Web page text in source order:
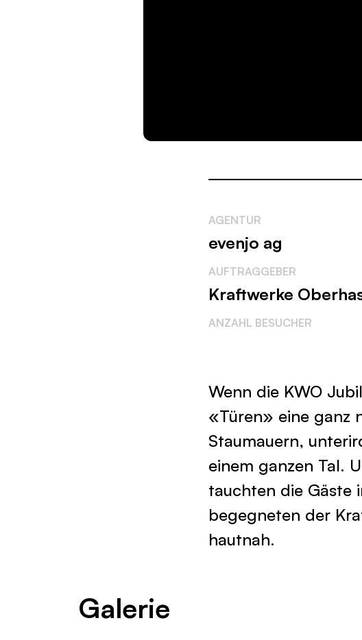
AGENTUR
evenjo ag
AUFTRAGGEBER
Kraftwerke
ANZAHL BESUCHER
Wenn die KWO
«Türen» eine ganz
Staumauern,
einem ganzen Tal.
tauchten die Gäste
begegneten der
hautnah.
Galerie